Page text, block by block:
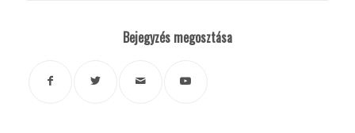
Bejegyzés megosztása